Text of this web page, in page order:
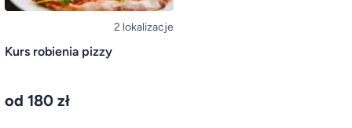
2 lokalizacje
Kurs robienia pizzy
od 180 zł